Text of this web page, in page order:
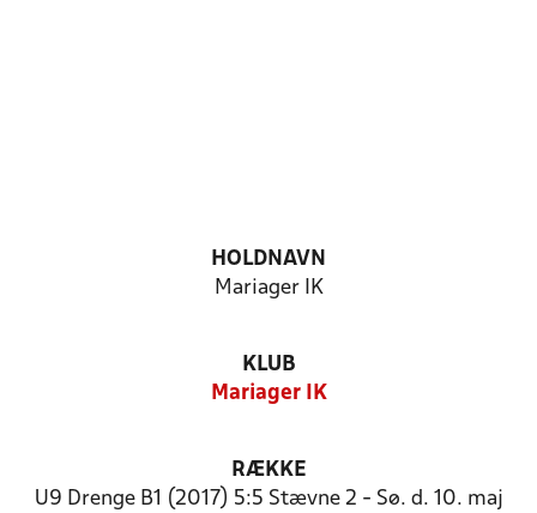
HOLDNAVN
Mariager IK
KLUB
Mariager IK
RÆKKE
U9 Drenge B1 (2017) 5:5 Stævne 2 - Sø. d. 10. maj